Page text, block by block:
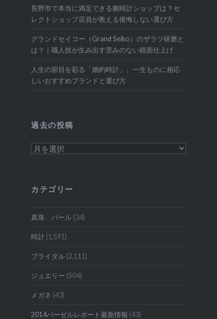
長野市で本当に満足できる腕時計ショップは？セ
レクトショップ店員が教える後悔しない選び方
グランドセイコー（Grand Seiko）のザラツ研磨と
は？｜職人技が生み出す歪みのない鏡面仕上げ
人生の節目を彩る「婚約時計」。一生ものに相応
しいおすすめブランドと選び方
過去の投稿
過
稿
カテゴリー
真珠 パール(34)
時計(1,591)
ブライダル(2,111)
ジュエリー (504)
メガネ (43)
2014バーゼルレポート最新情報 (43)